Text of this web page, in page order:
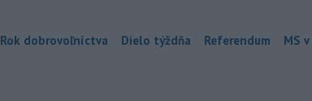
Rok dobrovoľníctva Dielo týždňa Referendum MS